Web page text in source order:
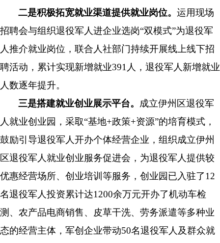
二是积极拓宽就业渠道提供就业岗位。运用现场
招聘会与组织退役军人进企业选岗“双模式”为退役军
人推介就业岗位，联合人社部门持续开展线上线下招
聘活动，累计实现新增就业391人， 退役军人新增就业
人数逐年提升。
三是搭建就业创业展示平台。 成立伊州区退役军
人就业创业园，采取“基地+政策+资源”的培育模式，
鼓励引导退役军人开办个体经营企业，组织成立伊州
区退役军人就业创业服务促进会，为退役军人提供较
优惠经营场所、创业培训等服务，创业园已入驻了12
名退役军人投资累计达1200余万元开办了机动车检
测、农产品电商销售、皮草干洗、劳务派遣等多种业
态的经营主体，军创企业带动50名退役军人及群众就